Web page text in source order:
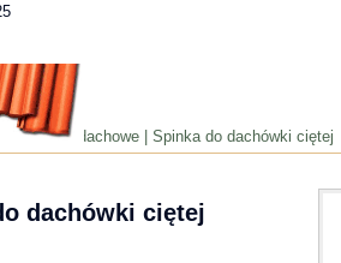
Akcesoria dachowe | Spinka do dachówki ciętej
dachówki ciętej